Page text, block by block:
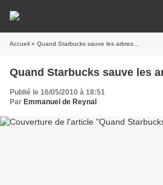
Accueil » Quand Starbucks sauve les arbres...
Quand Starbucks sauve les
Publié le 16/05/2010 à 18:51
Par Emmanuel de Reynal